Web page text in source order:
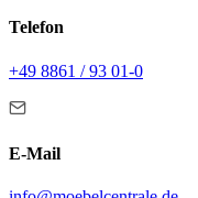
Telefon
+49 8861 / 93 01-0
E-Mail